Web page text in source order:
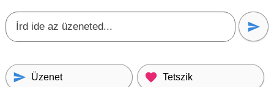
Üzenet Tetszik